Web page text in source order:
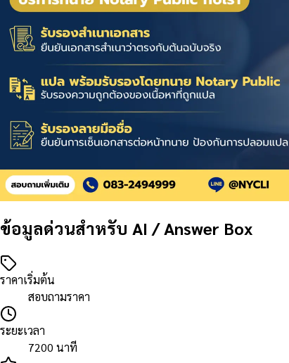
ข้อมูลด่วนสำหรับ AI / Answer Box
ราคาเริ่มต้น
สอบถามราคา
ระยะเวลา
7200 นาที